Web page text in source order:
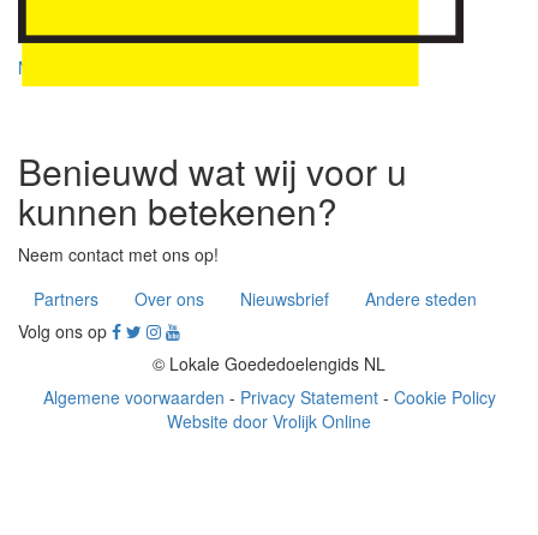
- twitter
Naar de nieuwsbrief
Benieuwd wat wij voor u
kunnen betekenen?
Neem contact met ons op!
Partners
Over ons Nieuwsbrief
Andere steden
Volg ons op
© Lokale Goededoelengids NL
Algemene voorwaarden - Privacy Statement- Cookie Policy
Website door Vrolijk Online